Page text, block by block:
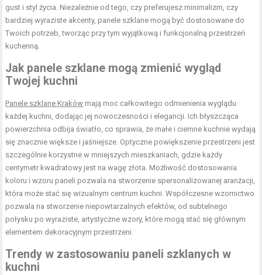
gust i styl życia. Niezależnie od tego, czy preferujesz minimalizm, czy
bardziej wyraziste akcenty, panele szklane mogą być dostosowane do
Twoich potrzeb, tworząc przy tym wyjątkową i funkcjonalną przestrzeń
kuchenną.
Jak panele szklane mogą zmienić wygląd
Twojej kuchni
Panele szklane Kraków mają moc całkowitego odmienienia wyglądu
każdej kuchni, dodając jej nowoczesności i elegancji. Ich błyszcząca
powierzchnia odbija światło, co sprawia, że małe i ciemne kuchnie wydają
się znacznie większe i jaśniejsze. Optyczne powiększenie przestrzeni jest
szczególnie korzystne w mniejszych mieszkaniach, gdzie każdy
centymetr kwadratowy jest na wagę złota. Możliwość dostosowania
koloru i wzoru paneli pozwala na stworzenie spersonalizowanej aranżacji,
która może stać się wizualnym centrum kuchni. Współczesne wzornictwo
pozwala na stworzenie niepowtarzalnych efektów, od subtelnego
połysku po wyraziste, artystyczne wzory, które mogą stać się głównym
elementem dekoracyjnym przestrzeni.
Trendy w zastosowaniu paneli szklanych w
kuchni